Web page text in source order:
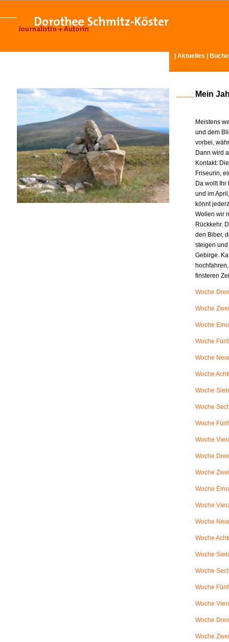
Aktuelles
Mein
Meistens
und dem
vorbei,
Dann wird
Kontakt:
Friseurin,
Da wollt
und im
könnt
Wollen wir
Rückkehr.
den Biber,
steigen
Gebirge.
finsteren
Woche
Woche
Woche
Woche
Woche
Woche
Woche
Woche
Woche
Woche
Woche
Woche
Woche
Woche
Woche
Woche
Woche
Woche
Woche
Woche
Woche
Woche